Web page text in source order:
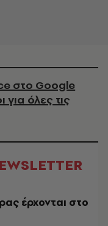
στο Google
όλες τις
έρχονται στο